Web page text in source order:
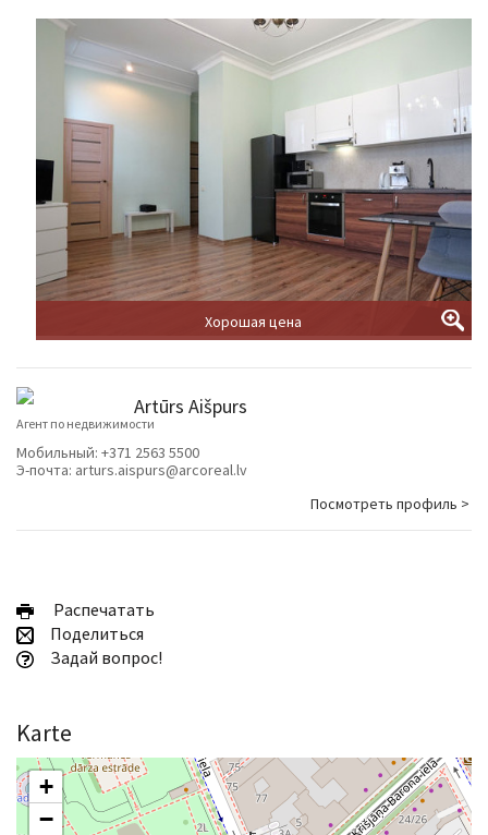
Хорошая цена
Artūrs Aišpurs
Агент по недвижимости
Мобильный: +371 2563 5500
Э-почта: arturs.aispurs@arcoreal.lv
Посмотреть профиль >
Pаспечатать
Поделиться
Задай вопрос!
Karte
+
−